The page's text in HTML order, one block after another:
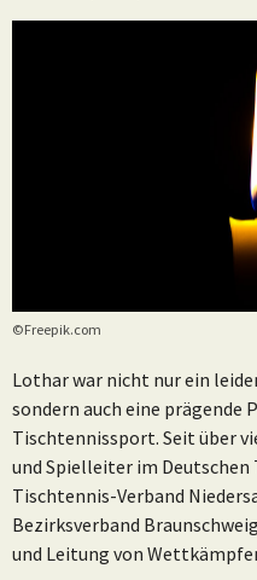
©Freepik.com
Lothar war nicht nur ein
sondern auch eine prägende
Tischtennissport. Seit über
und Spielleiter im
Tischtennis-Verband
Bezirksverband
und Leitung von